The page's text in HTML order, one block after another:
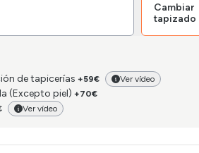
Cambiar
tapizado
de tapicerías +59€ Ver vídeo
(Excepto piel) +70€
Ver vídeo